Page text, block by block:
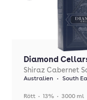
Diamond
Shiraz Cabernet
Australien • South
Rött • 13% • 3000 ml